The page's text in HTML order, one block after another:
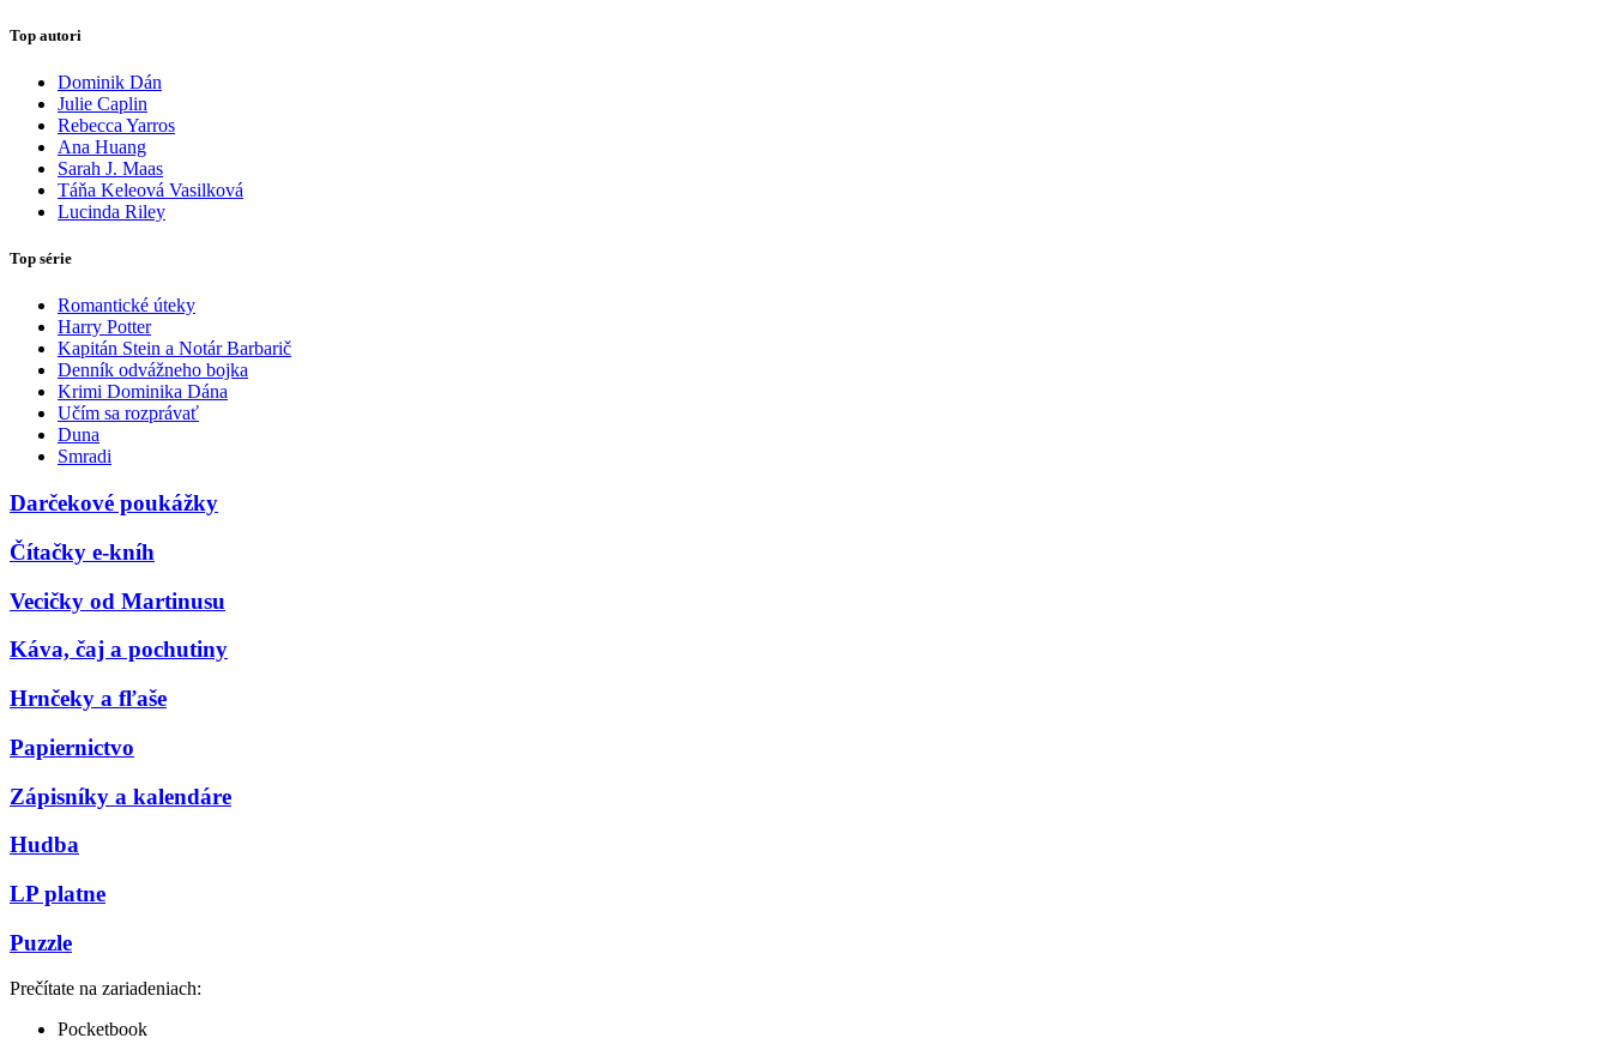
Top autori
Dominik Dán
Julie Caplin
Rebecca Yarros
Ana Huang
Sarah J. Maas
Táňa Keleová Vasilková
Lucinda Riley
Top série
Romantické úteky
Harry Potter
Kapitán Stein a Notár Barbarič
Denník odvážneho bojka
Krimi Dominika Dána
Učím sa rozprávať
Duna
Smradi
Darčekové poukážky
Čítačky e-kníh
Vecičky od Martinusu
Káva, čaj a pochutiny
Hrnčeky a fľaše
Papiernictvo
Zápisníky a kalendáre
Hudba
LP platne
Puzzle
Prečítate na zariadeniach:
Pocketbook